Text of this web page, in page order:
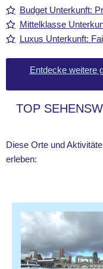
Budget Unterkunft:
Mittelklasse
Luxus Unterkunft:
Entdecke weitere
TOP
Diese Orte und
erleben: